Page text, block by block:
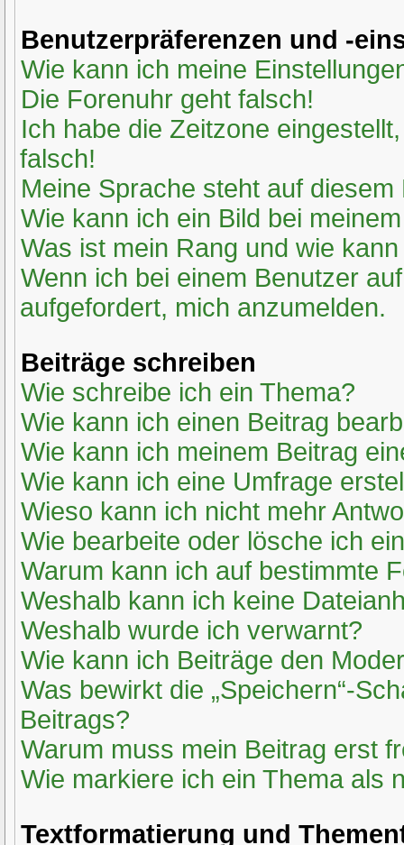
Benutzerpräferenzen und -
Wie kann ich meine
Die Forenuhr geht falsch!
Ich habe die Zeitzone
falsch!
Meine Sprache steht auf
Wie kann ich ein Bild bei
Was ist mein Rang und wie
Wenn ich bei einem Benutzer
aufgefordert, mich anzumelden.
Beiträge schreiben
Wie schreibe ich ein Thema?
Wie kann ich einen Beitrag
Wie kann ich meinem Beitrag
Wie kann ich eine Umfrage
Wieso kann ich nicht mehr
Wie bearbeite oder lösche ich
Warum kann ich auf bestimmte
Weshalb kann ich keine
Weshalb wurde ich verwarnt?
Wie kann ich Beiträge den
Was bewirkt die „Speichern“-
Beitrags?
Warum muss mein Beitrag erst
Wie markiere ich ein Thema als
Textformatierung und